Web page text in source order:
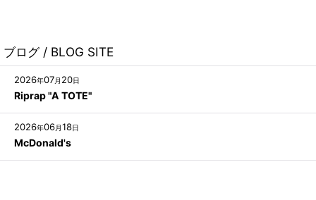
ブログ / BLOG SITE
2026年07月 20日
Riprap "A TOTE"
2026年06月18日
McDonald's